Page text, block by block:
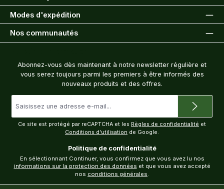
Modes d'expédition
Nos communautés
Abonnez-vous dès maintenant à notre newsletter régulière et
vous serez toujours parmi les premiers à être informés des
nouveaux produits et des offres.
e-
mail
Ce site est protégé par reCAPTCHA et les Règles de confidentialité et
Conditions d'utilisation de Google.
Politique de confidentialité
informations sur la protection des données et que vous avez accepté
nos conditions générales